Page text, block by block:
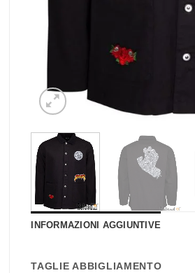
INFORMAZIONI AGGIUNTIVE
TAGLIE ABBIGLIAMENTO